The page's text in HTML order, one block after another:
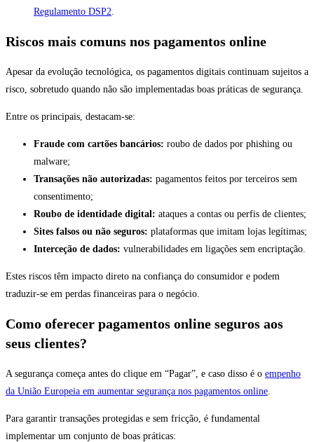
Regulamento DSP2
Riscos mais comuns nos pagamentos online
Apesar da evolução tecnológica, os pagamentos digitais continuam sujeitos a
risco, sobretudo quando não são implementadas boas práticas de segurança.
Entre os principais, destacam-se:
Fraude com cartões bancários: roubo de dados por phishing ou
malware;
Transações não autorizadas: pagamentos feitos por terceiros sem
consentimento;
Roubo de identidade digital: ataques a contas ou perfis de clientes;
Sites falsos ou não seguros: plataformas que imitam lojas legítimas;
Interceção de dados: vulnerabilidades em ligações sem encriptação.
Estes riscos têm impacto direto na confiança do consumidor e podem
traduzir-se em perdas financeiras para o negócio.
Como oferecer pagamentos online seguros aos
seus clientes?
A segurança começa antes do clique em “Pagar”, e caso disso é o empenho
da União Europeia em aumentar segurança nos pagamentos online
Para garantir transações protegidas e sem fricção, é fundamental
implementar um conjunto de boas práticas: